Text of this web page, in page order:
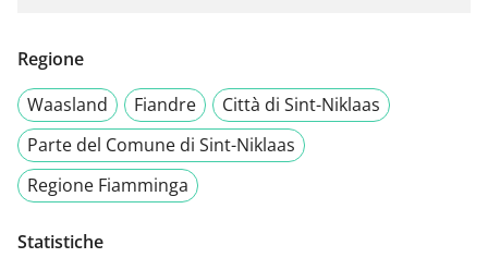
Regione
Waasland
Fiandre
Città di Sint-Niklaas
Parte del Comune di Sint-Niklaas
Regione Fiamminga
Statistiche